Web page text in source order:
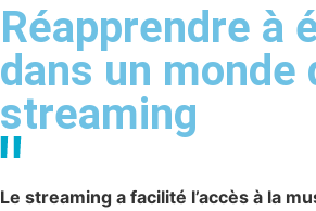
Réapprendre à
dans un monde
streaming
Le streaming a facilité l’accès à la